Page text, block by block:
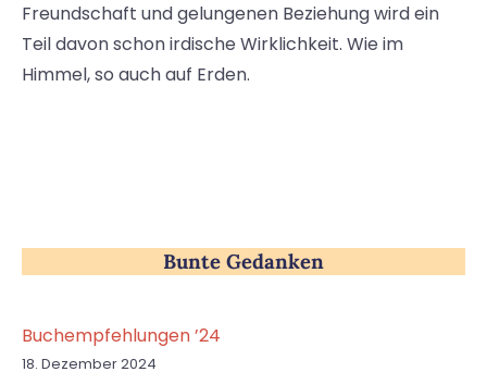
Freundschaft und gelungenen Beziehung wird ein
Teil davon schon irdische Wirklichkeit. Wie im
Himmel, so auch auf Erden.
Bunte Gedanken
Buchempfehlungen ’24
18. Dezember 2024